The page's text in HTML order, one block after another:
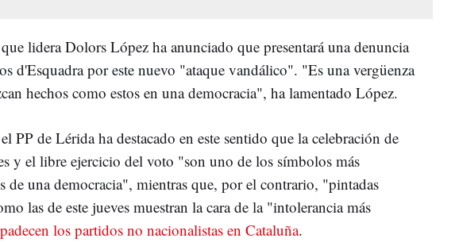
lidera Dolors López ha anunciado que presentará una denuncia
d'Esquadra por este nuevo "ataque vandálico". "Es una vergüenza
hechos como estos en una democracia", ha lamentado López.
PP de Lérida ha destacado en este sentido que la celebración de
y el libre ejercicio del voto "son uno de los símbolos más
de una democracia", mientras que, por el contrario, "pintadas
las de este jueves muestran la cara de la "intolerancia más
padecen los partidos no nacionalistas en Cataluña.